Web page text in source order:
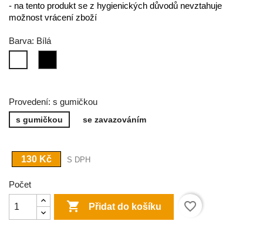
- na tento produkt se z hygienických důvodů nevztahuje
možnost vrácení zboží
Barva: Bílá
Provedení: s gumičkou
s gumičkou se zavazováním
130 Kč S DPH
Počet
 Přidat do košíku favorite_border